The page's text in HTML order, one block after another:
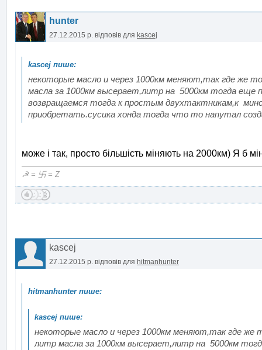
hunter
27.12.2015 р. відповів для kascej
некоторые масло и через 1000км меняют,так где же
масла за 1000км высерает,литр на 5000км тогда еще
возвращаемся тогда к простым двухтактникам,к
приобретать.сусика хонда тогда что то напутал
може і так, просто більшість міняють на 2000км) Я б
☭ = 卐 = Z
kascej
27.12.2015 р. відповів для hitmanhunter
некоторые масло и через 1000км меняют,так где же
литр масла за 1000км высерает,литр на 5000км